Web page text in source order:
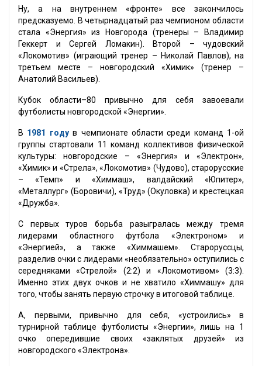
Ну, а на внутреннем «фронте» все закончилось
предсказуемо. В четырнадцатый раз чемпионом области
стала «Энергия» из Новгорода (тренеры – Владимир
Геккерт и Сергей Ломакин). Второй – чудовский
«Локомотив» (играющий тренер – Николай Павлов), на
третьем месте – новгородский «Химик» (тренер –
Анатолий Васильев).
Кубок области–80 привычно для себя завоевали
футболисты новгородской «Энергии».
В 1981 годув чемпионате области среди команд 1-ой
группы стартовали 11 команд коллективов физической
культуры: новгородские – «Энергия» и «Электрон»,
«Химик» и «Стрела», «Локомотив» (Чудово), старорусские
– «Темп» и «Химмаш», валдайский «Юпитер»,
«Металлург» (Боровичи), «Труд» (Окуловка) и крестецкая
«Дружба».
С первых туров борьба разыгралась между тремя
лидерами областного футбола «Электроном» и
«Энергией», а также «Химмашем». Староруссцы,
разделив очки с лидерами «необязательно» оступились с
середняками «Стрелой» (2:2) и «Локомотивом» (3:3).
Именно этих двух очков и не хватило «Химмашу» для
того, чтобы занять первую строчку в итоговой таблице.
А, первыми, привычно для себя, «устроились» в
турнирной таблице футболисты «Энергии», лишь на 1
очко опередившие своих «заклятых друзей» из
новгородского «Электрона».